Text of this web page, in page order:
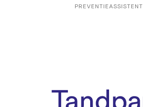
PREVENTIEASSISTENT